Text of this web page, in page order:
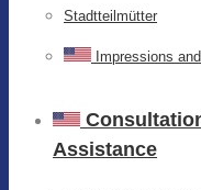
Stadtteilmütter
Impressions
Assistance